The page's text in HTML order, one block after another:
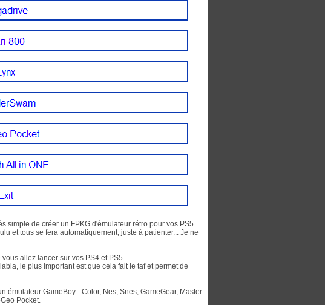
simple de créer un FPKG d'émulateur rétro pour vos PS5
et tous se fera automatiquement, juste à patienter... Je ne
allez lancer sur vos PS4 et PS5...
le plus important est que cela fait le taf et permet de
émulateur GameBoy - Color, Nes, Snes, GameGear, Master
Pocket.